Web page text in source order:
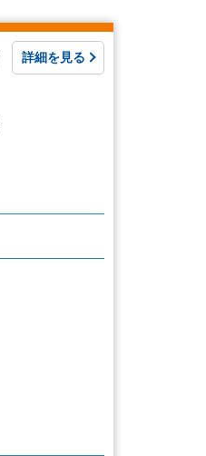
詳細を見る